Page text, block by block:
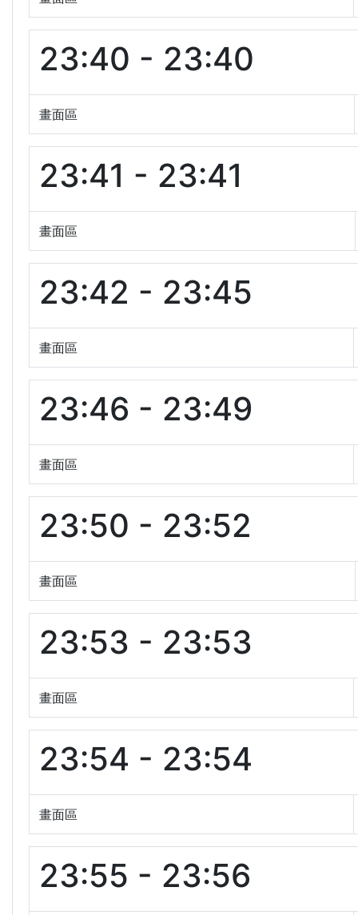
23:40 - 23:40
畫面區
23:41 - 23:41
畫面區
23:42 - 23:45
畫面區
23:46 - 23:49
畫面區
23:50 - 23:52
畫面區
23:53 - 23:53
畫面區
23:54 - 23:54
畫面區
23:55 - 23:56